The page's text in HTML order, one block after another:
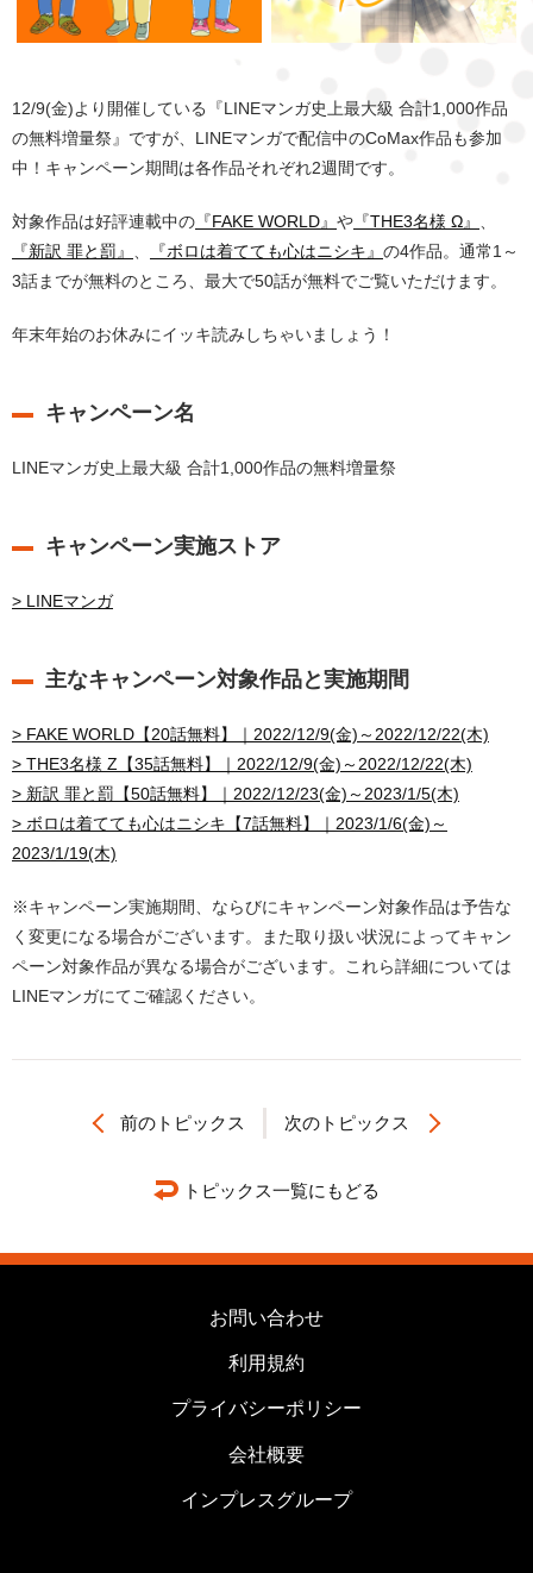
12/9(金)より開催している『LINEマンガ史上最大級 合計1,000作品
の無料増量祭』ですが、LINEマンガで配信中のCoMax作品も参加
中！キャンペーン期間は各作品それぞれ2週間です。
対象作品は好評連載中の 『FAKE WORLD』 や 『THE3名様 Ω』
『新訳 罪と罰』
『ボロは着てても心はニシキ』 の4作品。通常1～
3話までが無料のところ、最大で50話が無料でご覧いただけます。
年末年始のお休みにイッキ読みしちゃいましょう！
キャンペーン名
LINEマンガ史上最大級 合計1,000作品の無料増量祭
キャンペーン実施ストア
> LINEマンガ
主なキャンペーン対象作品と実施期間
> FAKE WORLD【20話無料】｜2022/12/9(金)～2022/12/22(木)
> THE3名様 Z【35話無料】｜2022/12/9(金)～2022/12/22(木)
> 新訳 罪と罰【50話無料】｜2022/12/23(金)～2023/1/5(木)
> ボロは着てても心はニシキ【7話無料】｜2023/1/6(金)～
2023/1/19(木)
※キャンペーン実施期間、ならびにキャンペーン対象作品は予告な
く変更になる場合がございます。また取り扱い状況によってキャン
ペーン対象作品が異なる場合がございます。これら詳細については
LINEマンガにてご確認ください。
前のトピックス 次のトピックス
トピックス一覧にもどる
お問い合わせ
利用規約
プライバシーポリシー
会社概要
インプレスグループ